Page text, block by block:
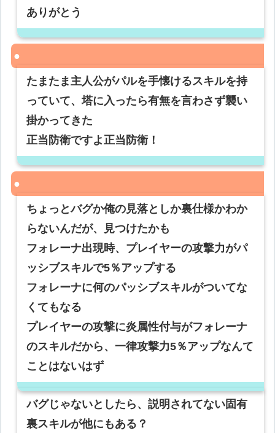
ありがとう
たまたま主人公がパルを手懐けるスキルを持
っていて、塔に入ったら有無を言わさず襲い
掛かってきた
正当防衛ですよ正当防衛！
ちょっとバグか俺の見落としか裏仕様かわか
らないんだが、見つけたかも
フォレーナ出現時、プレイヤーの攻撃力がパ
ッシブスキルで5％アップする
フォレーナに何のパッシブスキルがついてな
くてもなる
プレイヤーの攻撃に炎属性付与がフォレーナ
のスキルだから、一律攻撃力5％アップなんて
ことはないはず
バグじゃないとしたら、説明されてない固有
裏スキルが他にもある？